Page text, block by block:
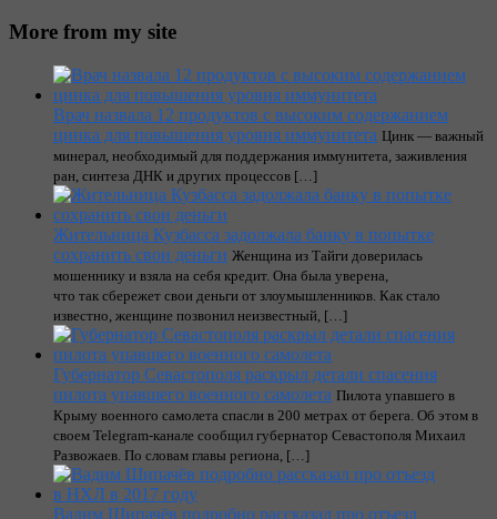
More from my site
Врач назвала 12 продуктов с высоким содержанием
цинка для повышения уровня иммунитета Цинк — важный
минерал, необходимый для поддержания иммунитета, заживления
ран, синтеза ДНК и других процессов […]
Жительница Кузбасса задолжала банку в попытке
сохранить свои деньги Женщина из Тайги доверилась
мошеннику и взяла на себя кредит. Она была уверена,
что так сбережет свои деньги от злоумышленников. Как стало
известно, женщине позвонил неизвестный, […]
Губернатор Севастополя раскрыл детали спасения
пилота упавшего военного самолета Пилота упавшего в
Крыму военного самолета спасли в 200 метрах от берега. Об этом в
своем Telegram-канале сообщил губернатор Севастополя Михаил
Развожаев. По словам главы региона, […]
Вадим Шипачёв подробно рассказал про отъезд